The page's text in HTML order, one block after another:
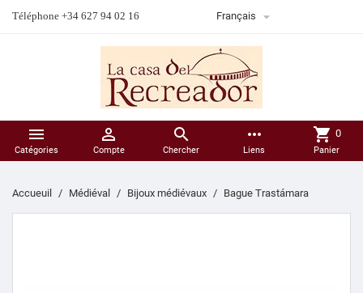
Téléphone +34 627 94 02 16 Français 

Catégories

Compte

Chercher
more_horiz
Liens
shopping_cart 0
Panier
Accueuil Médiéval Bijoux médiévaux Bague Trastámara